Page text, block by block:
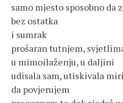
samo mjesto sposobno da
bez ostatka
i sumrak
prošaran tutnjem,
u mimoilaženju, u daljini
udisala sam, utiskivala
da povjerujem